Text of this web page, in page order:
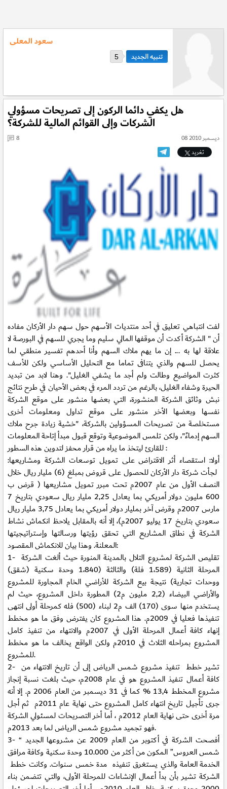
سعود المعلى
5
هل يكفي دائما الركون إلى تصريحات مسؤولي
الشركات وإلى القوائم المالية للشركة؟
08 ديسمبر 2010
8
تغريد
لفت انتباهي تعليق في أحد منتديات الأسهم حول سهم دار الأركان مفاده
أن " الشركة أكدت أن موقفها المالي سليم وما يجري للسهم في البورصة لا
علاقة لها به ... إن ما يهم ملاك السهم وأنا أحدهم تفسير منطقي لما
يحصل للسهم والذي يتنافى تماما مع التحليل الأساسي ولكن للأسف
كثرت المواضيع وطالت ولم أجد ما يشفي الغليل". وهنا لابد من تبديد
الحيرة وشفاء الغليل، بالرغم من تردد المرء في بعض الأحيان في طرح نتائج
نبش وثائق الشركة المنشورة، التي بعضها منشور على موقع الشركة
نفسها وبعضها الأخر منشور على موقع تداول ومعلومات أخرى
مستخلصة من تصريحات المسؤولين بالشركة، "خشية زيادة جرح ملاك
السهم إدماءً"، ولكن تلمس الموضوعية وتوقع قبول مبدأ إتاحة المعلومات
للقارئ ليتخذ ما يراه من قرار محفز لتدوين هذه السطور :
أولا: استقصاء أثر الاقتراض على تمويل توسعات الشركة ومشاريعها:
لجأت شركة دار الأركان للحصول على قروض بمبلغ (6) مليار ريال خلال
النصف الأول من عام 2007م تحت مبرر تمويل مشاريعها ( قرض ب
600 مليون دولار أمريكي بما يعادل 2,25 مليار ريال سعودي بتاريخ 7
مارس 2007م وقرض آخر بمليار دولار أمريكي بما يعادل 3,75 مليار ريال
سعودي بتاريخ 17 يوليو 2007م)، إلا أنه بالمقابل يلاحظ انكماش نشاط
الشركة في نطاق المشاريع التي تحقق رؤيتها ورسالتها وإستراتيجيتها
المعلنة. وهذا بيان للانكماش المقصود:
1- تقليص الشركة لمشروع التلال بالمدينة المنورة حيث ألغت الشركة
المرحلة الثانية (1،589 فلة) والثالثة (1،840 وحدة سكنية (شقق)
ووحدات تجارية) نتيجة بيع الشركة للأراضي الخام المجاورة للمشروع
والأراضي البيضاء (2,2 مليون م2) المطورة داخل المشروع، حيث لم
يستخدم منها سوى (170) الف م2 لبناء (500) فله كمرحلة أولى انتهى
تنفيذها فعليا في 2009م. هذا المشروع كان يفترض وفق ما هو مخطط
إنهاء كافة أعمال المرحلة الأولى في 2007م والانتهاء من تنفيذ كامل
المشروع بمراحله الثلاث في 2010م ولكن الواقع يخالف ما هو مخطط
للمشروع.
2-
كافة أعمال تنفيذ المشروع هو في عام 2008م، حيث بلغت نسبة إنجاز
مشروع المخطط 13,4 % كما في 31 ديسمبر من العام 2006 م. إلا أنه
جرى تأجيل تاريخ انتهاء كامل المشروع حتى نهاية عام 2011م ثم أجل
مرة أخرى حتى نهاية العام 2012م ، أما أخر التصريحات لمسئولي الشركة
فهو تجميد مشروع شمس الرياض لما بعد 2013م.
3-
شمس العروس” المكون من أكثر من 10.000 وحدة سكنية وكافة مرافق
الخدمة العامة والذي يستغرق تنفيذه مدة خمس سنوات. وكانت خطط
الشركة تشير بأن بدأ أعمال الإنشاءات للمرحلة الأولى، والتي تتضمن بناء